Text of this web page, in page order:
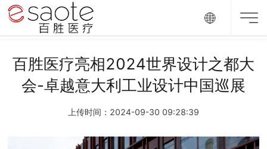
百胜医疗亮相2024世界设计之都大
会-卓越意大利工业设计中国巡展
上传时间：2024-09-30 09:28:39